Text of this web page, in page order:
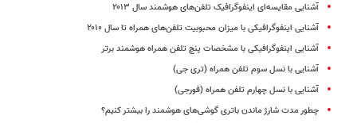
آشنایی مقایسه‌ای اینفوگرافیک تلفن‌های هوشمند سال ۲۰۱۳
آشنایی اینفوگرافیکی با میزان محبوبیت تلفن‌های همراه تا سال ۲۰۱۰
آشنایی اینفوگرافیکی با مشخصات پنچ تلفن همراه هوشمند برتر
آشنایی با نسل سوم تلفن همراه (تری جی)
آشنایی با نسل چهارم تلفن همراه (فورجی)
چطور مدت شارژ ماندن باتری گوشی‌های هوشمند را بیشتر کنیم؟